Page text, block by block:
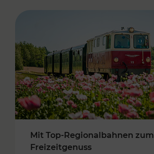
Mit Top-Regionalbahnen zum
Freizeitgenuss